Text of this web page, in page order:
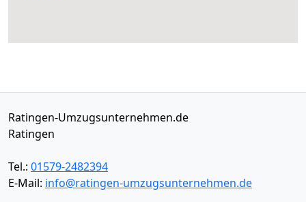
Ratingen-Umzugsunternehmen.de
Ratingen
Tel.: 01579-2482394
E-Mail: info@ratingen-umzugsunternehmen.de